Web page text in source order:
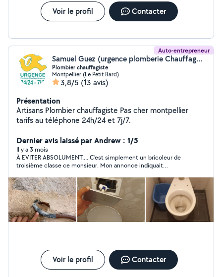
Voir le profil Contacter
Auto-entrepreneur
Samuel Guez (urgence plomberie Chauffage Montpellier)
Plombier chauffagiste
Montpellier (Le Petit Bard)
3,8/5 (13 avis)
Présentation
Artisans Plombier chauffagiste Pas cher montpellier
tarifs au téléphone 24h/24 et 7j/7.
Dernier avis laissé par Andrew : 1/5
Il y a 3 mois
À EVITER ABSOLUMENT.... C’est simplement un bricoleur de
troisième classe ce monsieur. Mon annonce indiquait
lui il est quand même arrivé avec QUE des outils que je lui avais
pourtant dit avoir déjà essayés. Lui, il insistait en me disant qu’il
savait mieux faire car c'était un "pro".. Bien sûr, il n’a pas réussi à
résoudre le problème, mais il m’a quand même réclamé 20 € de
déplacement. Il a bien essayé pendant une heure, mais c’était
évident dès le début qu’il ne réussirait pas:... aucun résultat. Il
toujours la même problème. Mon annonce était vraiment claire
et je ne ferai jamais de nouveau appel à ce monsieur. J’ai dû lui
donner 20 € simplement pour qu’il s’en aille. Comme on dit en
Voir le profil Contacter